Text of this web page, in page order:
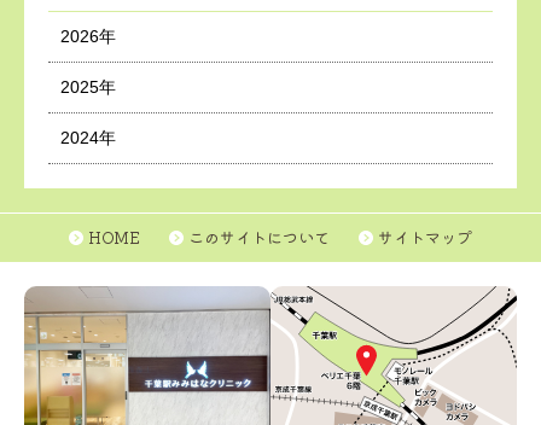
2026年
2025年
2024年
HOME このサイトについて サイトマップ